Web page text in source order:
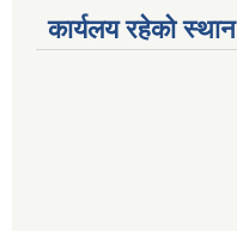
कार्यलय रहेको स्थान